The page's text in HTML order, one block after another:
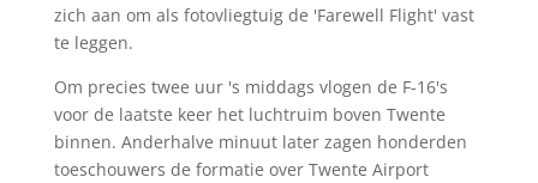
zich aan om als fotovliegtuig de 'Farewell Flight' vast
te leggen.
Om precies twee uur 's middags vlogen de F-16's
voor de laatste keer het luchtruim boven Twente
binnen. Anderhalve minuut later zagen honderden
toeschouwers de formatie over Twente Airport